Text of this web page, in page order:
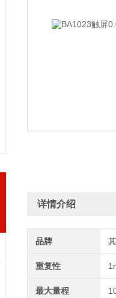
详情介绍
品牌
重复性
最大量程